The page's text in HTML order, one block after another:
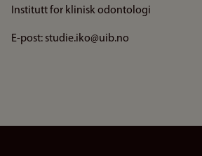
Institutt for klinisk odontologi
E-post: studie.iko@uib.no